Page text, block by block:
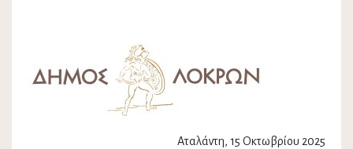
Αταλάντη, 15 Οκτωβρίου 2025